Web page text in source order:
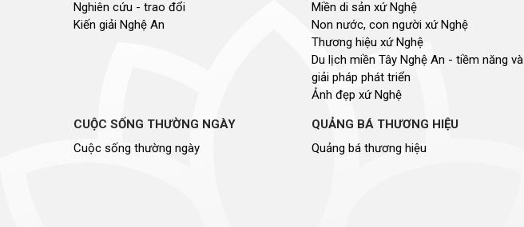
Nghiên cứu - trao đổi
Kiến giải Nghệ An
Miền di sản xứ Nghệ
Non nước, con người xứ Nghệ
Thương hiệu xứ Nghệ
Du lịch miền Tây Nghệ An - tiềm năng và
giải pháp phát triển
Ảnh đẹp xứ Nghệ
CUỘC SỐNG THƯỜNG NGÀY
Cuộc sống thường ngày
QUẢNG BÁ THƯƠNG HIỆU
Quảng bá thương hiệu